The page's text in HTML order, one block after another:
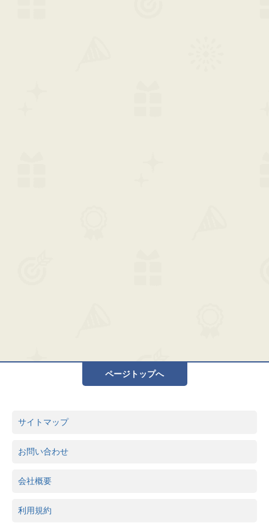
ページトップへ
サイトマップ
お問い合わせ
会社概要
利用規約